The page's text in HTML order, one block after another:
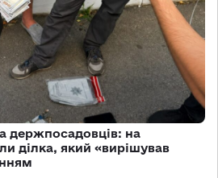
держпосадовців: на
ділка, який «вирішував